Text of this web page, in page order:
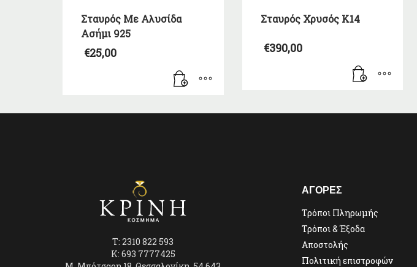
Σταυρός Με Αλυσίδα
Ασήμι 925
€25,00
Σταυρός Χρυσός Κ14
€390,00
T: 2310 822 593
K: 693 7777425
ΑΓΟΡΕΣ
Τρόποι Πληρωμής
Τρόποι & Έξοδα
Αποστολής
Πολιτική επιστροφών